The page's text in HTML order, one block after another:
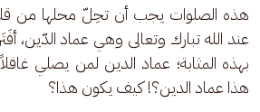
هذه الصلوات يجب أن تحِلّ محلها من
عند الله تبارك وتعالى وهي عماد الدّين،
بهذه المثابة؛ عماد الدين لمن يصلي
هذا عماد الدين؟! كيف يكون هذا؟